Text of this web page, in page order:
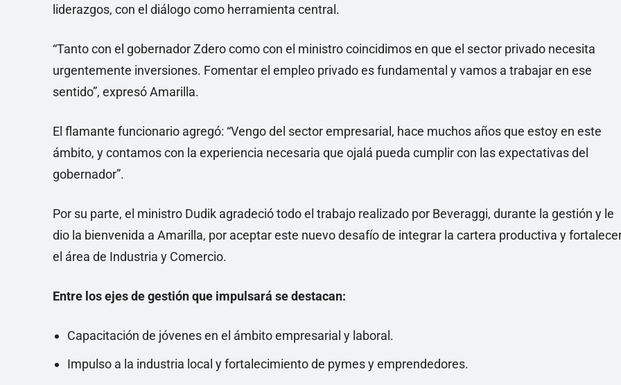
liderazgos, con el diálogo como herramienta central.
“Tanto con el gobernador Zdero como con el ministro coincidimos en que el sector privado necesita
urgentemente inversiones. Fomentar el empleo privado es fundamental y vamos a trabajar en ese
sentido”, expresó Amarilla.
El flamante funcionario agregó: “Vengo del sector empresarial, hace muchos años que estoy en este
ámbito, y contamos con la experiencia necesaria que ojalá pueda cumplir con las expectativas del
gobernador”.
Por su parte, el ministro Dudik agradeció todo el trabajo realizado por Beveraggi, durante la gestión y le
dio la bienvenida a Amarilla, por aceptar este nuevo desafío de integrar la cartera productiva y
el área de Industria y Comercio.
Entre los ejes de gestión que impulsará se destacan:
Capacitación de jóvenes en el ámbito empresarial y laboral.
Impulso a la industria local y fortalecimiento de pymes y emprendedores.